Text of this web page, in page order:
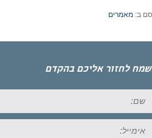
ב:מאמרים
לחזור אליכם בהקדם